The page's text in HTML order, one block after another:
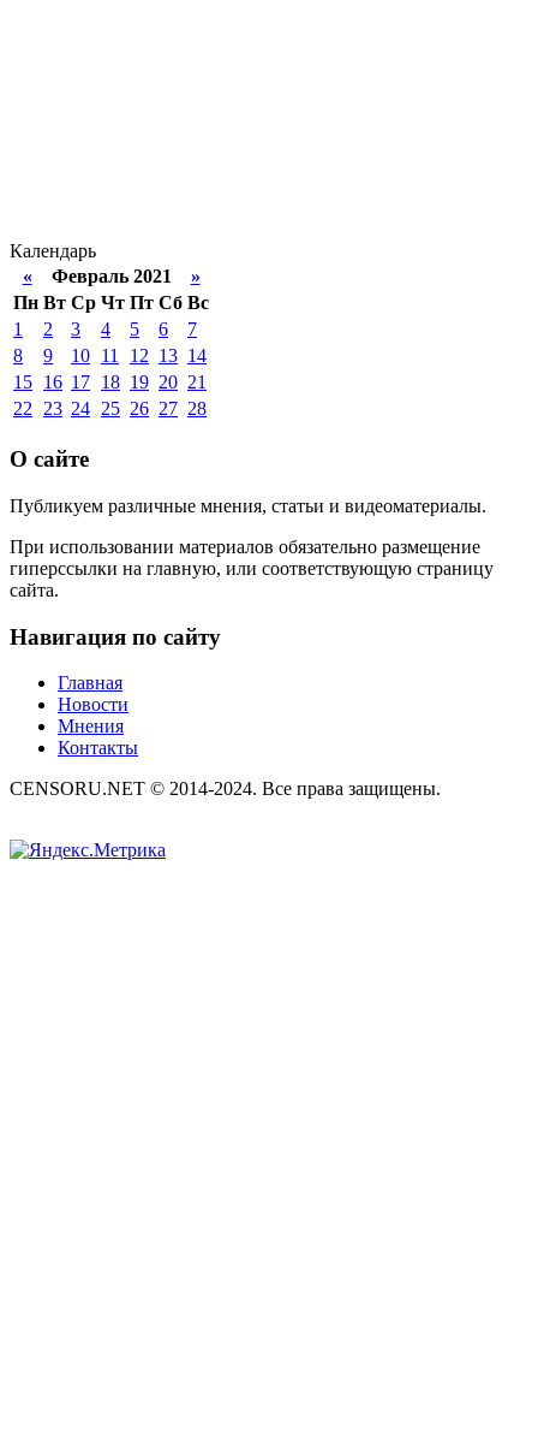
Календарь
«Февраль 2021 »
Пн Вт Ср Чт Пт Сб Вс
1
2 3 4 5 6
7
8
9 10 11 12 13 14
15 16 17 18 19 20 21
22
23 24 25 26 27 28
О сайте
Публикуем различные мнения, статьи и видеоматериалы.
При использовании материалов обязательно размещение
гиперссылки на главную, или соответствующую страницу
сайта.
Навигация по сайту
Главная
Новости
Мнения
Контакты
CENSORU.NET © 2014-2024. Все права защищены.